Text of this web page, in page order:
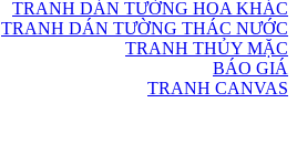
TRANH DÁN TƯỜNG HOA KHÁC
TRANH DÁN TƯỜNG THÁC NƯỚC
TRANH THỦY MẶC
BÁO GIÁ
TRANH CANVAS